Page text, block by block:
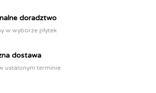
doradztwo
w wyborze płytek
dostawa
ustalonym terminie